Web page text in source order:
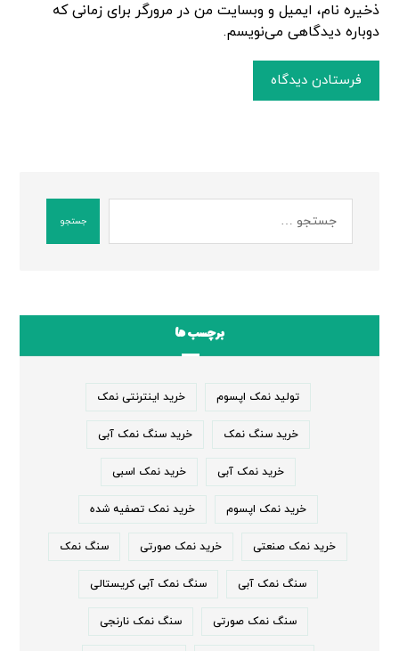
ذخیره نام، ایمیل و وبسایت من در مرورگر برای زمانی که
دوباره دیدگاهی می‌نویسم.
فرستادن دیدگاه
جستجو
برچسب ها
تولید نمک اپسوم خرید اینترنتی نمک
خرید سنگ نمک خرید سنگ نمک آبی
خرید نمک آبی خرید نمک اسبی
خرید نمک اپسوم خرید نمک تصفیه شده
خرید نمک صنعتی خرید نمک صورتی سنگ نمک
سنگ نمک آبی سنگ نمک آبی کریستالی
سنگ نمک صورتی سنگ نمک نارنجی